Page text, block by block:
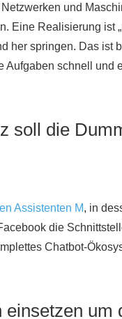
und
Eine Realisierung ist
her springen. Das ist
schnell und
soll die
Assistenten M, in
die
Chatbot-
einsetzen